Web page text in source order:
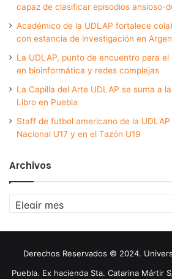
capaz de clasificar episodios ansioso-
Académico de la UDLAP fortalece
con estancia de investigación en
La UDLAP, punto de encuentro para
en bioinformática y redes complejas
La Capilla del Arte UDLAP se suma a
Libro en Puebla
Staff de futbol americano de la
Nacional U17 y en el Tazón U19
Archivos
Archivos
Derechos Reservados © 2024.
Puebla. Ex hacienda Sta. Catarina Mártir